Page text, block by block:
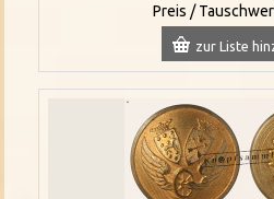
Preis /
zur Liste